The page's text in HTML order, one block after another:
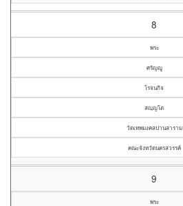
8
พระ
ศรัญญู
โรจนกิจ
สญฺญโต
วัดเทพมงคลปานสาราม
คณะจังหวัดนครสวรรค์
9
พระ